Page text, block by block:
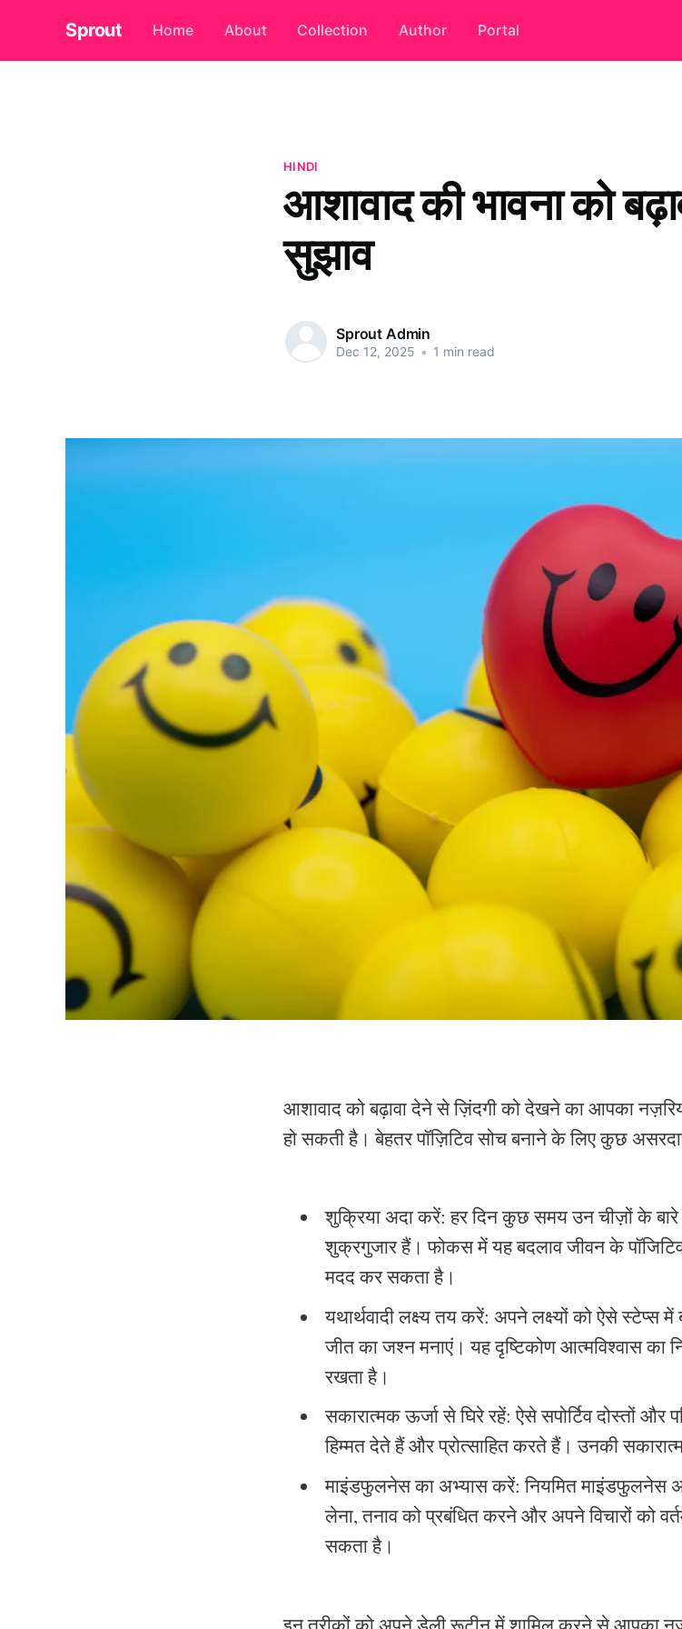
Sprout Home About Collection Author Portal
HINDI
आशावाद की भावना को
सुझाव
Sprout Admin
Dec 12, 2025 • 1 min read
आशावाद को बढ़ावा देने से ज़िंदगी को देखने का आपका
हो सकती है। बेहतर पॉज़िटिव सोच बनाने के लिए कुछ
शुक्रिया अदा करें: हर दिन कुछ समय उन चीज़ों के
शुक्रगुजार हैं। फोकस में यह बदलाव जीवन के
मदद कर सकता है।
यथार्थवादी लक्ष्य तय करें: अपने लक्ष्यों को ऐसे स्टेप्स
जीत का जश्न मनाएं। यह दृष्टिकोण आत्मविश्वास का
रखता है।
सकारात्मक ऊर्जा से घिरे रहें: ऐसे सपोर्टिव दोस्तों
हिम्मत देते हैं और प्रोत्साहित करते हैं। उनकी
माइंडफुलनेस का अभ्यास करें: नियमित माइंडफुलनेस
लेना, तनाव को प्रबंधित करने और अपने विचारों को
सकता है।